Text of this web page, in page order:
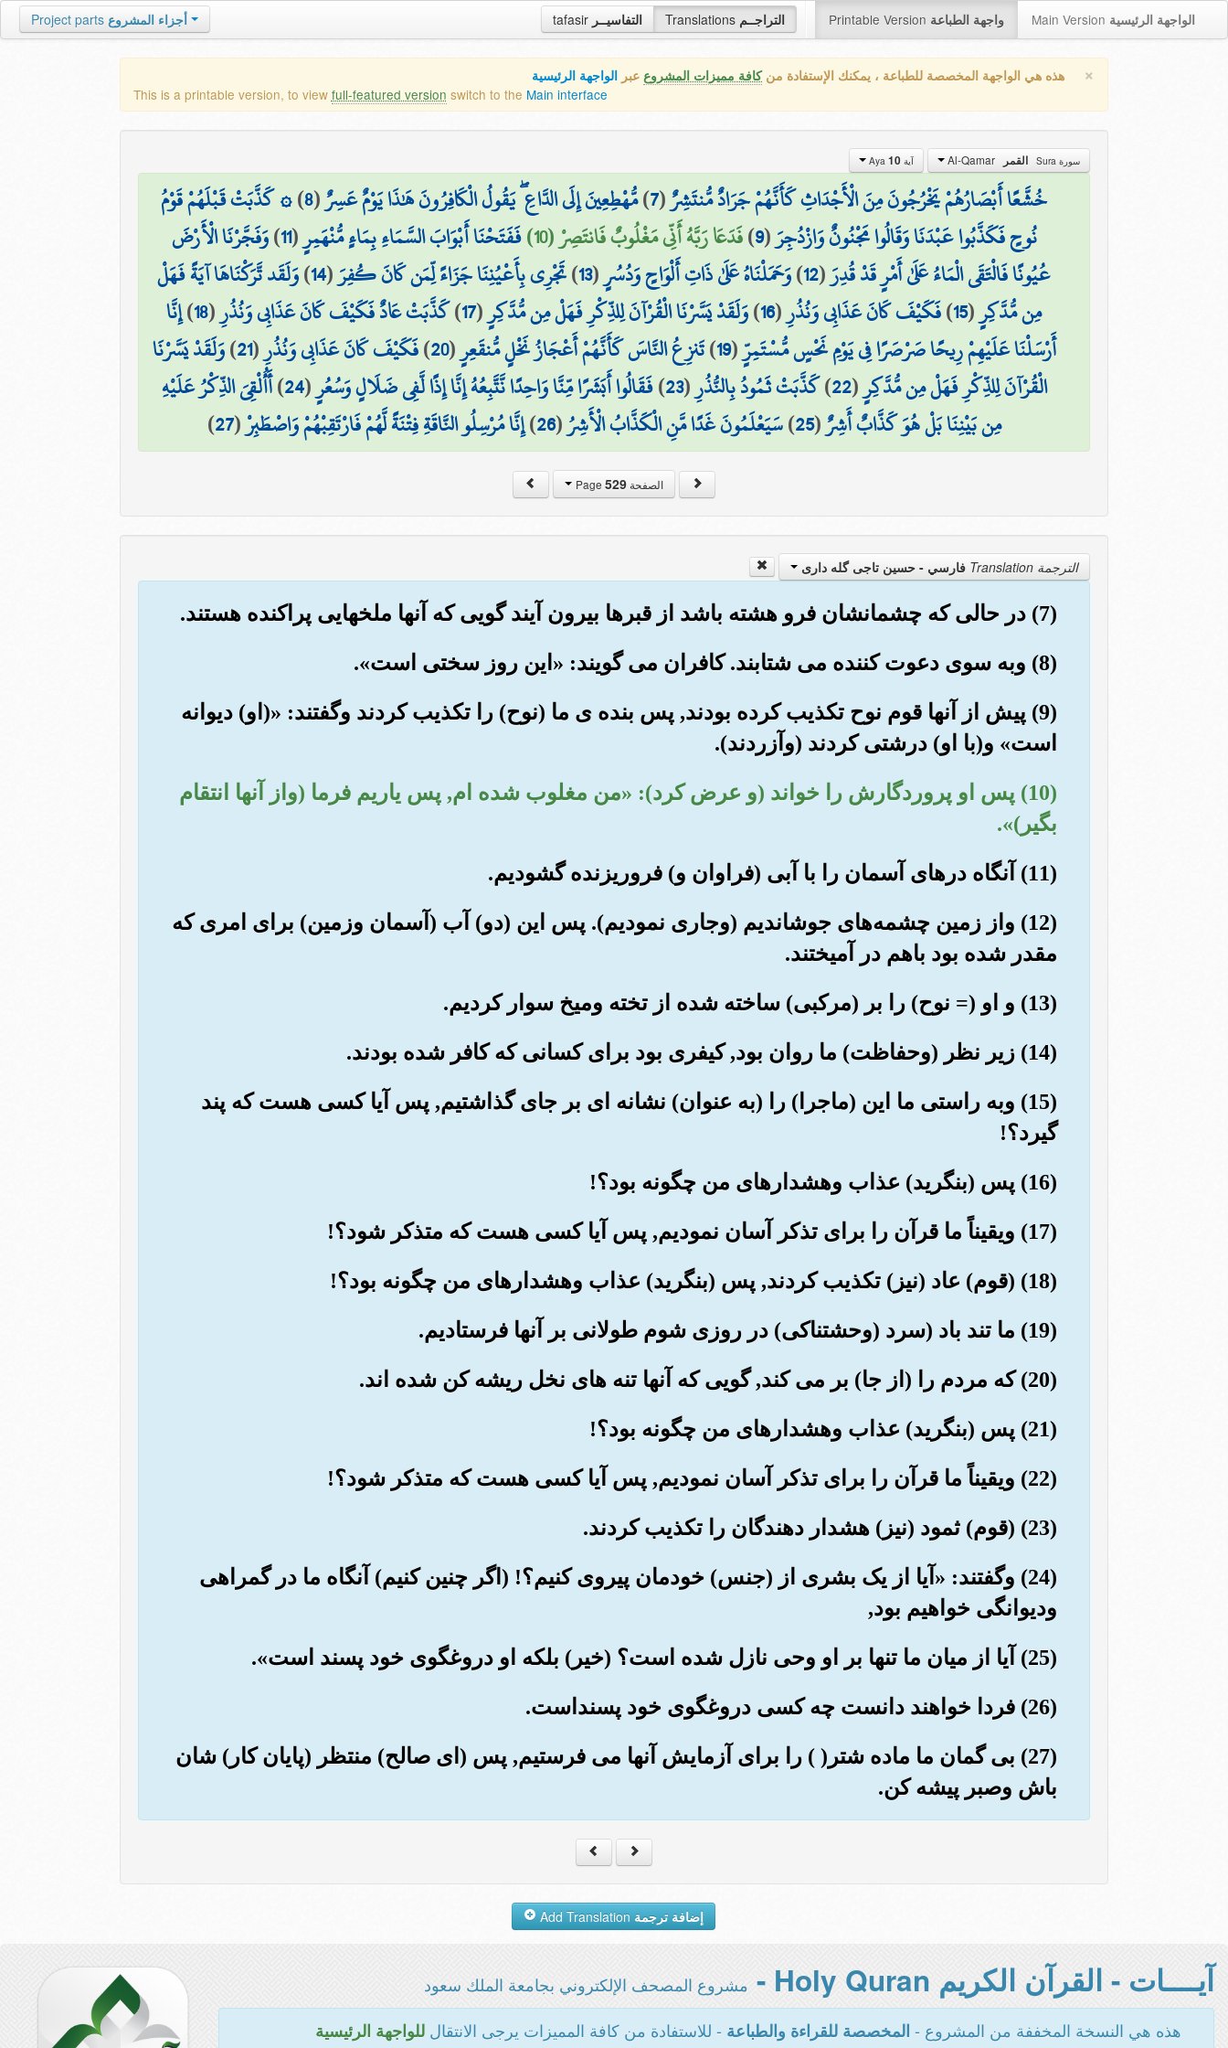
tafasir التفاسيــر Translations التراجــم Printable Version واجهة الطباعة Main Version الواجهة الرئيسية Project parts أجزاء المشروع
× هذه هي الواجهة المخصصة للطباعة ، يمكنك الإستفادة منكافة مميزات المشروع عبر الواجهة الرئيسية
This is a printable version, to view full-featured version switch to the Main interface
سورة Sura القمر آية Aya 10
خُشَّعًا أَبْصَارُهُمْ يَخْرُجُونَ مِنَ الْأَجْدَاثِ كَأَنَّهُمْ جَرَادٌ مُّنتَشِرٌ(
7
)مُّهْطِعِينَ إِلَى الدَّاعِ ۖ يَقُولُ الْكَافِرُونَ هَٰذَا يَوْمٌ عَسِرٌ(
8
)۞ كَذَّبَتْ قَبْلَهُمْ قَوْمُ
نُوحٍ فَكَذَّبُوا عَبْدَنَا وَقَالُوا مَجْنُونٌ وَازْدُجِرَ(
9
)فَدَعَا رَبَّهُ أَنِّي مَغْلُوبٌ فَانتَصِرْ (10) فَفَتَحْنَا أَبْوَابَ السَّمَاءِ بِمَاءٍ مُّنْهَمِرٍ(
11
)وَفَجَّرْنَا الْأَرْضَ
عُيُونًا فَالْتَقَى الْمَاءُ عَلَىٰ أَمْرٍ قَدْ قُدِرَ(
12
)وَحَمَلْنَاهُ عَلَىٰ ذَاتِ أَلْوَاحٍ وَدُسُرٍ(
13
)تَجْرِي بِأَعْيُنِنَا جَزَاءً لِّمَن كَانَ كُفِرَ(
14
)وَلَقَد تَّرَكْنَاهَا آيَةً فَهَلْ
مِن مُّدَّكِرٍ(
15
)فَكَيْفَ كَانَ عَذَابِي وَنُذُرِ(
16
)وَلَقَدْ يَسَّرْنَا الْقُرْآنَ لِلذِّكْرِ فَهَلْ مِن مُّدَّكِرٍ(
17
)كَذَّبَتْ عَادٌ فَكَيْفَ كَانَ عَذَابِي وَنُذُرِ(
18
)إِنَّا
أَرْسَلْنَا عَلَيْهِمْ رِيحًا صَرْصَرًا فِي يَوْمِ نَحْسٍ مُّسْتَمِرٍّ(
19
)تَنزِعُ النَّاسَ كَأَنَّهُمْ أَعْجَازُ نَخْلٍ مُّنقَعِرٍ(
20
)فَكَيْفَ كَانَ عَذَابِي وَنُذُرِ(
21
)وَلَقَدْ يَسَّرْنَا
الْقُرْآنَ لِلذِّكْرِ فَهَلْ مِن مُّدَّكِرٍ(
22
)كَذَّبَتْ ثَمُودُ بِالنُّذُرِ(
23
)فَقَالُوا أَبَشَرًا مِّنَّا وَاحِدًا نَّتَّبِعُهُ إِنَّا إِذًا لَّفِي ضَلَالٍ وَسُعُرٍ(
24
)أَأُلْقِيَ الذِّكْرُ عَلَيْهِ
مِن بَيْنِنَا بَلْ هُوَ كَذَّابٌ أَشِرٌ(
25
)سَيَعْلَمُونَ غَدًا مَّنِ الْكَذَّابُ الْأَشِرُ(
26
)إِنَّا مُرْسِلُو النَّاقَةِ فِتْنَةً لَّهُمْ فَارْتَقِبْهُمْ وَاصْطَبِرْ(
27
)
الصفحة Page529
الترجمة Translation فارسي - حسین تاجی گله داری
(7) در حالی که چشمانشان فرو هشته باشد از قبرها بیرون آیند گویی که آنها ملخهایی پراکنده هستند.
(8) وبه سوی دعوت کننده می شتابند. کافران می گویند: «این روز سختی است».
(9) پیش از آنها قوم نوح تکذیب کرده بودند, پس بنده ی ما (نوح) را تکذیب کردند وگفتند: «(او) دیوانه
است» و(با او) درشتی کردند (وآزردند).
(10) پس او پروردگارش را خواند (و عرض کرد): «من مغلوب شده ام, پس یاریم فرما (واز آنها انتقام
بگیر)».
(11) آنگاه درهای آسمان را با آبی (فراوان و) فروریزنده گشودیم.
(12) واز زمین چشمه‌های جوشاندیم (وجاری نمودیم). پس این (دو) آب (آسمان وزمین) برای امری که
مقدر شده بود باهم در آمیختند.
(13) و او (= نوح) را بر (مرکبی) ساخته شده از تخته ومیخ سوار کردیم.
(14) زیر نظر (وحفاظت) ما روان بود, کیفری بود برای کسانی که کافر شده بودند.
(15) وبه راستی ما این (ماجرا) را (به عنوان) نشانه ای بر جای گذاشتیم, پس آیا کسی هست که پند
گیرد؟!
(16) پس (بنگرید) عذاب وهشدارهای من چگونه بود؟!
(17) ویقیناً ما قرآن را برای تذکر آسان نمودیم, پس آیا کسی هست که متذکر شود؟!
(18) (قوم) عاد (نیز) تکذیب کردند, پس (بنگرید) عذاب وهشدارهای من چگونه بود؟!
(19) ما تند باد (سرد (وحشتناکی) در روزی شوم طولانی بر آنها فرستادیم.
(20) که مردم را (از جا) بر می کند, گویی که آنها تنه های نخل ریشه کن شده اند.
(21) پس (بنگرید) عذاب وهشدارهای من چگونه بود؟!
(22) ویقیناً ما قرآن را برای تذکر آسان نمودیم, پس آیا کسی هست که متذکر شود؟!
(23) (قوم) ثمود (نیز) هشدار دهندگان را تکذیب کردند.
(24) وگفتند: «آیا از یک بشری از (جنس) خودمان پیروی کنیم؟! (اگر چنین کنیم) آنگاه ما در گمراهی
ودیوانگی خواهیم بود,
(25) آیا از میان ما تنها بر او وحی نازل شده است؟ (خیر) بلکه او دروغگوی خود پسند است».
(26) فردا خواهند دانست چه کسی دروغگوی خود پسنداست.
(27) بی گمان ما ماده شتر( ) را برای آزمایش آنها می فرستیم, پس (ای صالح) منتظر (پایان کار) شان
باش وصبر پیشه کن.
إضافة ترجمة
آيــــات - القرآن الكريم Holy Quran - مشروع المصحف الإلكتروني بجامعة الملك سعود
هذه هي النسخة المخففة من المشروع - المخصصة للقراءة والطباعة - للاستفادة من كافة المميزات يرجى الانتقالللواجهة الرئيسية